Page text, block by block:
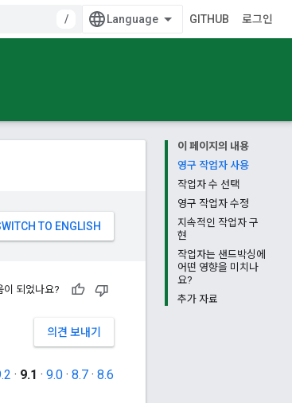
/ GITHUB 로그인
이 페이지의 내용
영구 작업자 사용
작업자 수 선택
영구 작업자 수정
지속적인 작업자 구
현
작업자는 샌드박싱에
어떤 영향을 미치나
요?
추가 자료
이 되었나요?
의견 보내기
· 9.1 · 9.0 · 8.7 · 8.6